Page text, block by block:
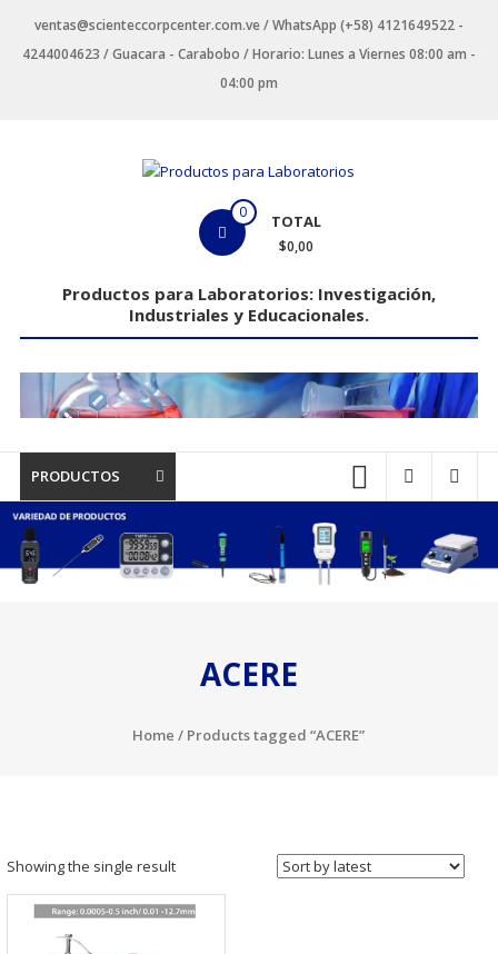
contenido
ventas@scienteccorpcenter.com.ve / WhatsApp (+58) 4121649522 -
4244004623 / Guacara - Carabobo / Horario: Lunes a Viernes 08:00 am -
04:00 pm
Laboratorios
Industriales
y
Educacionales.
0 TOTAL
$0,00
Productos para Laboratorios: Investigación,
Industriales y Educacionales.
PRODUCTOS
ACERE
Home / Products tagged “ACERE”
Showing the single result